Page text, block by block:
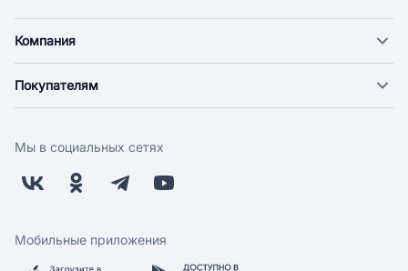
Компания
Новости
Поставщикам
Заводчикам
Обратная связь
Покупателям
Оплата
Бонусная программа
Скидки и акции
Мы в социальных сетях
Мобильные приложения